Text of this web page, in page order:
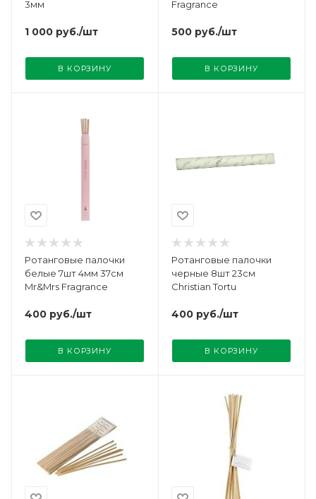
3мм
1 000 руб./шт
В КОРЗИНУ
Fragrance
500 руб./шт
В КОРЗИНУ
Ротанговые палочки
белые 7шт 4мм 37см
Mr&Mrs Fragrance
400 руб./шт
В КОРЗИНУ
Ротанговые палочки
черные 8шт 23см
Christian Tortu
400 руб./шт
В КОРЗИНУ